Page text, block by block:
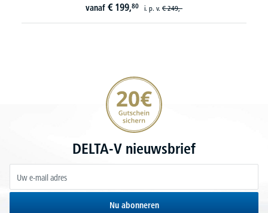
vanaf € 199,80 i. p. v. € 249,-
20€ korting verzekeren
DELTA-V nieuwsbrief
Nu abonneren